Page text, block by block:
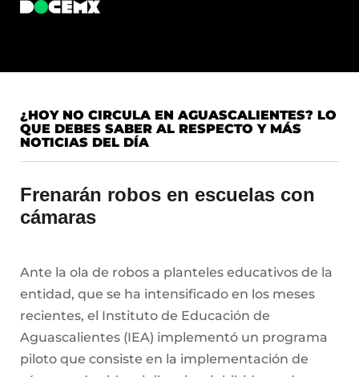
¿HOY NO CIRCULA EN AGUASCALIENTES? LO
QUE DEBES SABER AL RESPECTO Y MÁS
NOTICIAS DEL DÍA
Frenarán robos en escuelas con
cámaras
Ante la ola de robos a planteles educativos de la
entidad, que se ha intensificado en los meses
recientes, el Instituto de Educación de
Aguascalientes (IEA) implementó un programa
piloto que consiste en la implementación de